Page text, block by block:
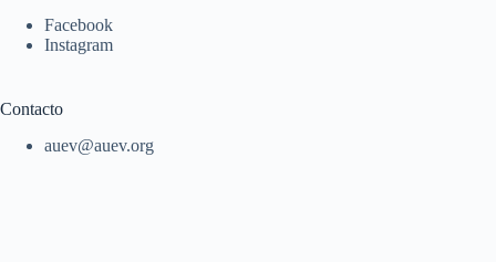
Facebook
Instagram
Contacto
auev@auev.org